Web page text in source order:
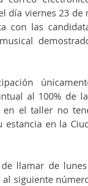
día viernes 23 de
con las
al 100% de
el taller no
en la
llamar de
al siguiente